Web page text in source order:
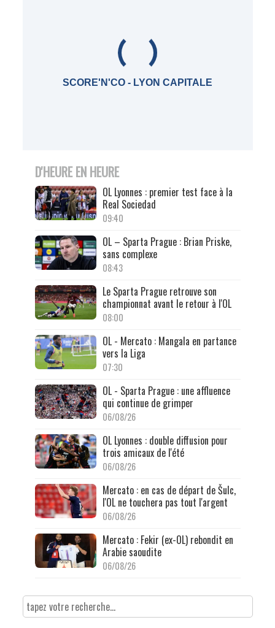
SCORE'N'CO - LYON CAPITALE
D'HEURE EN HEURE
OL Lyonnes : premier test face à la
Real Sociedad
09:40
OL – Sparta Prague : Brian Priske,
sans complexe
08:43
Le Sparta Prague retrouve son
championnat avant le retour à l'OL
08:00
OL - Mercato : Mangala en partance
vers la Liga
07:30
OL - Sparta Prague : une affluence
qui continue de grimper
06/08/26
OL Lyonnes : double diffusion pour
trois amicaux de l'été
06/08/26
Mercato : en cas de départ de Šulc,
l'OL ne touchera pas tout l'argent
06/08/26
Mercato : Fekir (ex-OL) rebondit en
Arabie saoudite
06/08/26